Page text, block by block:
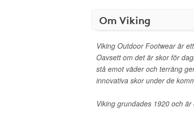
Om Viking
Viking Outdoor Footwear är
Oavsett om det är skor för
stå emot väder och terräng
innovativa skor under de
Viking grundades 1920 och